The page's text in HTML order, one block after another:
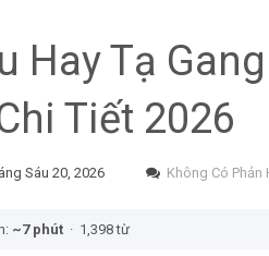
Hay Tạ
Tiết 2026
Sáu 20, 2026 Không Có Phản
~7 phút · 1,398 từ